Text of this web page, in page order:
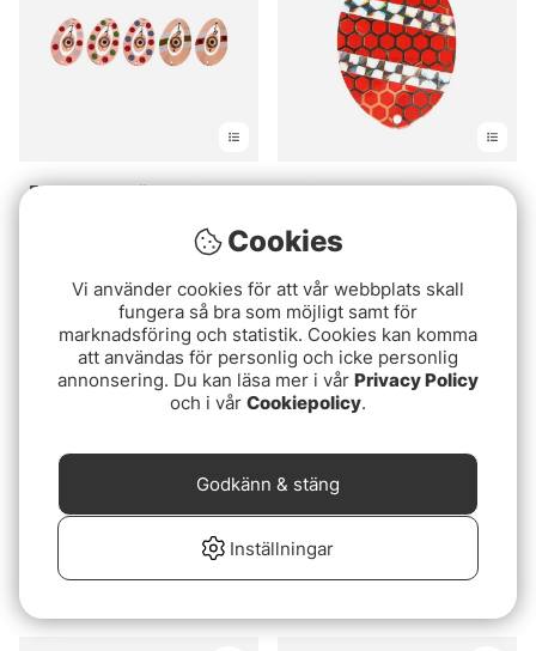
FIBE Enareblänket 69
IFISH Javvre 60
65 kr
VMC Kalla Blade
Betyg: (2)5.0 utav 5
Blue Fox Rattle Spoon Kit
Cookies
Vi använder cookies för att vår webbplats skall
fungera så bra som möjligt samt för
marknadsföring och statistik. Cookies kan komma
att användas för personlig och icke personlig
annonsering. Du kan läsa mer i vår Privacy Policy
och i vår Cookiepolicy.
Inställningar
Godkänn & stäng